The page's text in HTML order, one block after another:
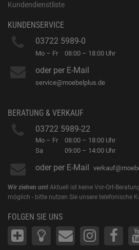
Kundendienstliste
KUNDENSERVICE
03722 5989-0
Mo – Fr 08:00 – 18:00 Uhr
oder per E-Mail
service@moebelplus.de
BERATUNG & VERKAUF
03722 5989-22
Mo – Fr
Sa
08:00 – 18:00 Uhr
09:00 – 14:00 Uhr
oder per E-Mail
Wir ziehen um! Aktuell ist keine Vor-Ort-
möglich - bitte nutzen Sie unsere telefonische
FOLGEN SIE UNS